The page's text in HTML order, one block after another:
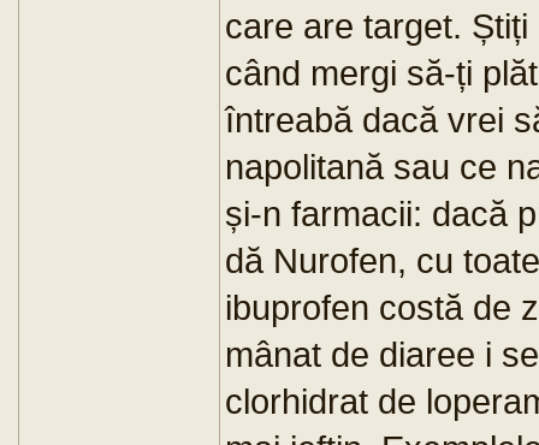
care are target.
când mergi să-ți
întreabă dacă vrei
napolitană sau ce
și-n farmacii: dacă
dă Nurofen, cu
ibuprofen costă de
mânat de diaree i
clorhidrat de